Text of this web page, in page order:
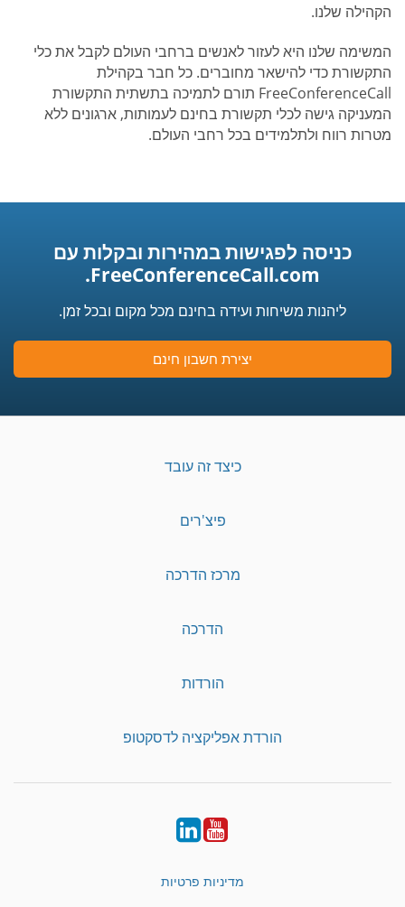
הקהילה שלנו.
המשימה שלנו היא לעזור לאנשים ברחבי העולם לקבל את כלי
התקשורת כדי להישאר מחוברים. כל חבר בקהילת
FreeConferenceCall תורם לתמיכה בתשתית התקשורת
המעניקה גישה לכלי תקשורת בחינם לעמותות, ארגונים ללא
מטרות רווח ולתלמידים בכל רחבי העולם.
כניסה לפגישות במהירות ובקלות עם
FreeConferenceCall.com.
ליהנות משיחות ועידה בחינם מכל מקום ובכל זמן.
יצירת חשבון חינם
כיצד זה עובד
פיצ'רים
מרכז הדרכה
הדרכה
הורדות
הורדת אפליקציה לדסקטופ
YouTube
LinkedIn
מדיניות פרטיות